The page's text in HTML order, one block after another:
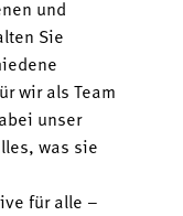
und
Sie
wir als Team
unser
was sie
für alle –